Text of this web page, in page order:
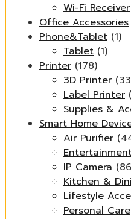
Wi-Fi Receiver
Office Accessories
Phone&Tablet (1)
Tablet (1)
Printer (178)
3D Printer
Label Printer
Supplies &
Smart Home
Air Purifier
IP Camera
Kitchen &
Lifestyle
Personal Care